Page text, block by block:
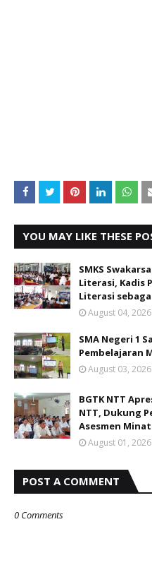
YOU MAY LIKE THESE
SMKS
Literasi, Kadis
Literasi
August 04, 2026
SMA Negeri 1
Pembelajaran
August 03, 2026
BGTK NTT
NTT, Dukung
Asesmen
August 01, 2026
POST A COMMENT
0 Comments